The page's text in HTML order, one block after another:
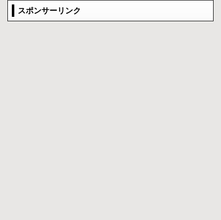
スポンサーリンク